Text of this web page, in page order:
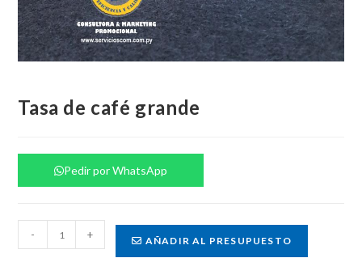
Tasa de café grande
Pedir por WhatsApp
de
- + AÑADIR AL PRESUPUESTO